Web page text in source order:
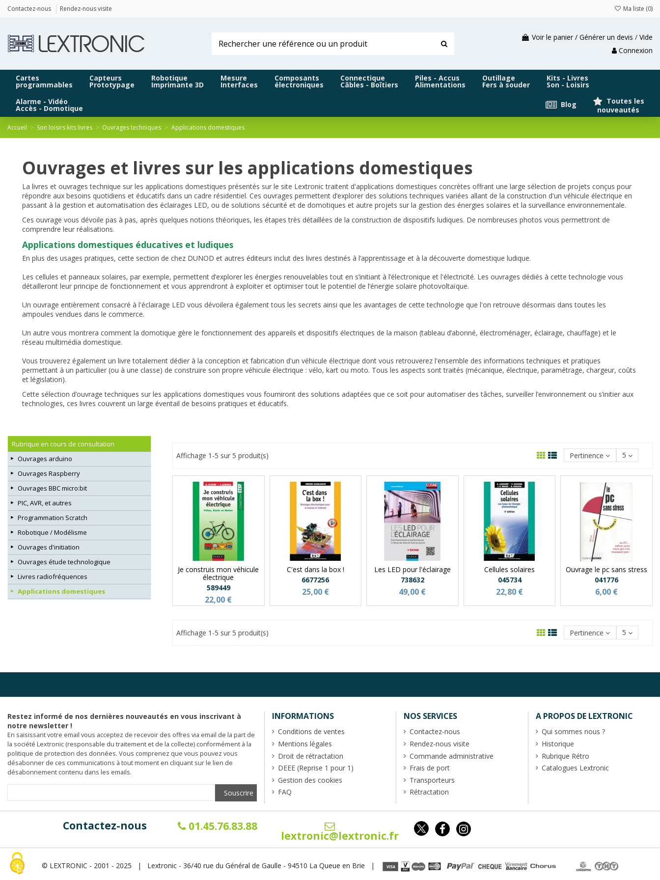
Contactez-nous Rendez-nous visite Ma liste (0)
Voir le panier / Générer un devis / Vide
Connexion
Cartes
programmables
Capteurs
Prototypage
Robotique
Imprimante 3D
Mesure
Interfaces
Composants
électroniques
Connectique
Câbles - Boîtiers
Piles - Accus
Alimentations
Outillage
Fers à souder
Kits - Livres
Son - Loisirs
Alarme - Vidéo
Accès - Domotique
Toutes les
nouveautés
Blog
Accueil Son loisirs kits livres Ouvrages techniques Applications domestiques
Ouvrages et livres sur les applications domestiques
La livres et ouvrages technique sur les applications domestiques présentés sur le site Lextronic traitent d'applications domestiques concrètes offrant une large sélection de projets conçus pour
répondre aux besoins quotidiens et éducatifs dans un cadre résidentiel. Ces ouvrages permettent d’explorer des solutions techniques variées allant de la construction d'un véhicule électrique en
passant à la gestion et automatisation des éclairages LED, ou de solutions sécurité et de domotiques et autre projets sur la gestion des énergies solaires et la surveillance environnementale.
Ces ouvrage vous dévoile pas à pas, après quelques notions théoriques, les étapes très détaillées de la construction de dispositifs ludiques. De nombreuses photos vous permettront de
comprendre leur réalisations.
Applications domestiques éducatives et ludiques
En plus des usages pratiques, cette section de chez DUNOD et autres éditeurs inclut des livres destinés à l’apprentissage et à la découverte domestique ludique.
Les cellules et panneaux solaires, par exemple, permettent d’explorer les énergies renouvelables tout en s’initiant à l’électronique et l'électricité. Les ouvrages dédiés à cette technologie vous
détailleront leur principe de fonctionnement et vous apprendront à exploiter et optimiser tout le potentiel de l’énergie solaire photovoltaïque.
Un ouvrage entièrement consacré à l'éclairage LED vous dévoilera également tous les secrets ainsi que les avantages de cette technologie que l'on retrouve désormais dans toutes les
ampoules vendues dans le commerce.
Un autre vous montrera comment la domotique gère le fonctionnement des appareils et dispositifs électriques de la maison (tableau d’abonné, électroménager, éclairage, chauffage) et le
réseau multimédia domestique.
Vous trouverez également un livre totalement dédier à la conception et fabrication d'un véhicule électrique dont vous retrouverez l'ensemble des informations techniques et pratiques
permettant à un particulier (ou à une classe) de construire son propre véhicule électrique : vélo, kart ou moto. Tous les aspects sont traités (mécanique, électrique, paramétrage, chargeur, coûts
et législation).
Cette sélection d’ouvrage techniques sur les applications domestiques vous fourniront des solutions adaptées que ce soit pour automatiser des tâches, surveiller l’environnement ou s’initier aux
technologies, ces livres couvrent un large éventail de besoins pratiques et éducatifs.
Affichage 1-5 sur 5 produit(s) Pertinence 5
Je construis mon véhicule
électrique
589449
22,00 €
C'est dans la box !
6677256
25,00 €
Les LED pour l'éclairage
738632
49,00 €
Cellules solaires
045734
22,80 €
Ouvrage le pc sans stress
041776
6,00 €
Affichage 1-5 sur 5 produit(s) Pertinence 5
Rubrique en cours de consultation
Ouvrages arduino
Ouvrages Raspberry
Ouvrages BBC micro:bit
PIC, AVR, et autres
Programmation Scratch
Robotique / Modélisme
Ouvrages d'initiation
Ouvrages étude technologique
Livres radiofréquences
Applications domestiques
Restez informé de nos dernières nouveautés en vous inscrivant à
notre newsletter !
En saisissant votre email vous acceptez de recevoir des offres via email de la part de
la société Lextronic (responsable du traitement et de la collecte) conformément à la
politique de protection des données. Vous comprenez que vous pouvez vous
désabonner de ces communications à tout moment en cliquant sur le lien de
désabonnement contenu dans les emails.
INFORMATIONS
Conditions de ventes
Mentions légales
Droit de rétractation
DEEE (Reprise 1 pour 1)
Gestion des cookies
FAQ
NOS SERVICES
Contactez-nous
Rendez-nous visite
Commande administrative
Frais de port
Transporteurs
Rétractation
A PROPOS DE LEXTRONIC
Qui sommes nous ?
Historique
Rubrique Rétro
Catalogues Lextronic
Contactez-nous 01.45.76.83.88
lextronic@lextronic.fr
© LEXTRONIC - 2001 - 2025 | Lextronic - 36/40 rue du Général de Gaulle - 94510 La Queue en Brie |
Panneau de gestion des cookies